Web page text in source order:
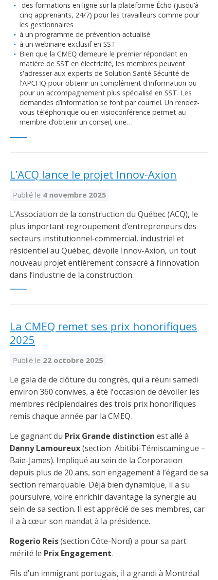
des formations en ligne sur la plateforme Écho (jusqu’à
cinq apprenants, 24/7) pour les travailleurs comme pour
les gestionnaires
à un programme de prévention actualisé
à un webinaire exclusif en SST
Bien que la CMEQ demeure le premier répondant en
matière de SST en électricité, les membres peuvent
s'adresser aux experts de Solution Santé Sécurité de
l'APCHQ pour obtenir un complément d'information ou
pour un accompagnement plus spécialisé en SST. Les
demandes d’information se font par courriel. Un rendez-
vous téléphonique ou en visioconférence permet au
membre d’obtenir un conseil, une…
L’ACQ lance le projet Innov-Axion
Publié le 4 novembre 2025
L’Association de la construction du Québec (ACQ), le
plus important regroupement d’entrepreneurs des
secteurs institutionnel-commercial, industriel et
résidentiel au Québec, dévoile Innov-Axion, un tout
nouveau projet entièrement consacré à l’innovation
dans l’industrie de la construction.
La CMEQ remet ses prix honorifiques
2025
Publié le 22 octobre 2025
Le gala de de clôture du congrès, qui a réuni samedi
environ 360 convives, a été l'occasion de dévoiler les
membres récipiendaires des trois prix honorifiques
remis chaque année par la CMEQ.
Le gagnant du Prix Grande distinction est allé à
Danny Lamoureux(section Abitibi-Témiscamingue –
Baie-James). Impliqué au sein de la Corporation
depuis plus de 20 ans, son engagement à l’égard de sa
section remarquable. Déjà bien dynamique, il a su
poursuivre, voire enrichir davantage la synergie au
sein de sa section. Il est apprécié de ses membres, car
il a à cœur son mandat à la présidence.
Rogerio Reis(section Côte-Nord) a pour sa part
mérité le Prix Engagement.
Fils d’un immigrant portugais, il a grandi à Montréal